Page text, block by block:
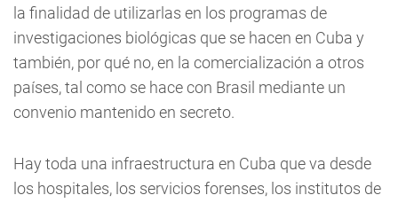
la finalidad de utilizarlas en los programas de
investigaciones biológicas que se hacen en Cuba y
también, por qué no, en la comercialización a otros
países, tal como se hace con Brasil mediante un
convenio mantenido en secreto.
Hay toda una infraestructura en Cuba que va desde
los hospitales, los servicios forenses, los institutos de